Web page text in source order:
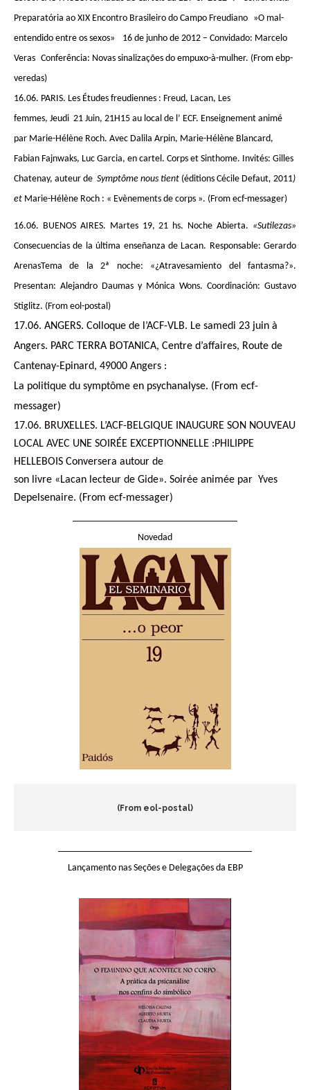
Preparatória ao XIX Encontro Brasileiro do Campo Freudiano »O mal-
entendido entre os sexos» 16 de junho de 2012 – Convidado: Marcelo
Veras Conferência: Novas sinalizações do empuxo-à-mulher. (From ebp-
veredas)
16.06. PARIS. Les Études freudiennes : Freud, Lacan, Les
femmes, Jeudi 21 Juin, 21H15 au local de l’ ECF. Enseignement animé
par Marie-Hélène Roch. Avec Dalila Arpin, Marie-Hélène Blancard,
Fabian Fajnwaks, Luc Garcia, en cartel. Corps et Sinthome. Invités: Gilles
Chatenay, auteur de Symptôme nous tient (éditions Cécile Defaut, 2011)
et Marie-Hélène Roch : « Evènements de corps ». (From ecf-messager)
16.06. BUENOS AIRES. Martes 19, 21 hs. Noche Abierta. «Sutilezas»
Consecuencias de la última enseñanza de Lacan. Responsable: Gerardo
ArenasTema de la 2ª noche: «¿Atravesamiento del fantasma?».
Presentan: Alejandro Daumas y Mónica Wons. Coordinación: Gustavo
Stiglitz. (From eol-postal)
17.06. ANGERS. Colloque de l’ACF-VLB. Le samedi 23 juin à
Angers. PARC TERRA BOTANICA, Centre d’affaires, Route de
Cantenay-Epinard, 49000 Angers :
La politique du symptôme en psychanalyse. (From ecf-
messager)
17.06. BRUXELLES. L’ACF-BELGIQUE INAUGURE SON NOUVEAU
LOCAL AVEC UNE SOIRÉE EXCEPTIONNELLE :PHILIPPE
HELLEBOIS Conversera autour de
son livre «Lacan lecteur de Gide». Soirée animée par Yves
Depelsenaire. (From ecf-messager)
Novedad
(From eol-postal)
Lançamento nas Seções e Delegações da EBP